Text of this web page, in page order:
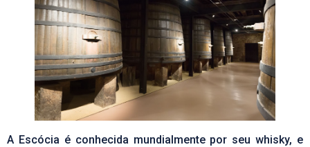
A Escócia é conhecida mundialmente por seu whisky, e